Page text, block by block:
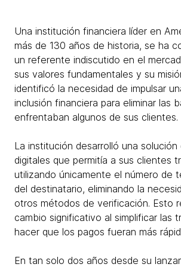
Una institución financiera líder en
más de 130 años de historia, se ha
un referente indiscutido en el
sus valores fundamentales y su
identificó la necesidad de impulsar
inclusión financiera para eliminar las
enfrentaban algunos de sus clientes.
La institución desarrolló una solución
digitales que permitía a sus clientes
utilizando únicamente el número de
del destinatario, eliminando la
otros métodos de verificación. Esto
cambio significativo al simplificar las
hacer que los pagos fueran más
En tan solo dos años desde su